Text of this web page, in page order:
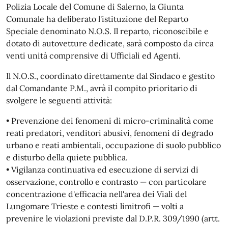
Polizia Locale del Comune di Salerno, la Giunta
Comunale ha deliberato l'istituzione del Reparto
Speciale denominato N.O.S. Il reparto, riconoscibile e
dotato di autovetture dedicate, sarà composto da circa
venti unità comprensive di Ufficiali ed Agenti.
Il N.O.S., coordinato direttamente dal Sindaco e gestito
dal Comandante P.M., avrà il compito prioritario di
svolgere le seguenti attività:
• Prevenzione dei fenomeni di micro-criminalità come
reati predatori, venditori abusivi, fenomeni di degrado
urbano e reati ambientali, occupazione di suolo pubblico
e disturbo della quiete pubblica.
• Vigilanza continuativa ed esecuzione di servizi di
osservazione, controllo e contrasto — con particolare
concentrazione d'efficacia nell'area dei Viali del
Lungomare Trieste e contesti limitrofi — volti a
prevenire le violazioni previste dal D.P.R. 309/1990 (artt.